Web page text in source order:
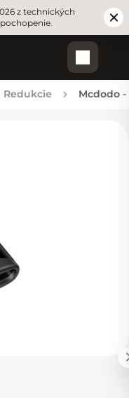
z technických
Redukcie Mcdodo